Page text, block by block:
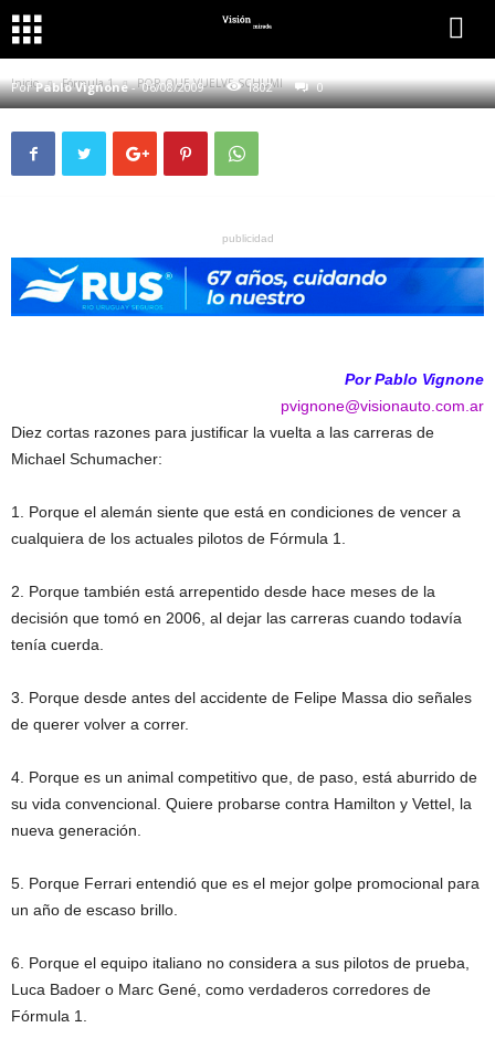
Inicio Fórmula 1 POR QUE VUELVE SCHUMI
FÓRMULA 1
POR QUE VUELVE SCHUMI
Por Pablo Vignone- 06/08/2009 1802 0
publicidad
Por Pablo Vignone
pvignone@visionauto.com.ar
Diez cortas razones para justificar la vuelta a las carreras de
Michael Schumacher:
1. Porque el alemán siente que está en condiciones de vencer a
cualquiera de los actuales pilotos de Fórmula 1.
2. Porque también está arrepentido desde hace meses de la
decisión que tomó en 2006, al dejar las carreras cuando todavía
tenía cuerda.
3. Porque desde antes del accidente de Felipe Massa dio señales
de querer volver a correr.
4. Porque es un animal competitivo que, de paso, está aburrido de
su vida convencional. Quiere probarse contra Hamilton y Vettel, la
nueva generación.
5. Porque Ferrari entendió que es el mejor golpe promocional para
un año de escaso brillo.
6. Porque el equipo italiano no considera a sus pilotos de prueba,
Luca Badoer o Marc Gené, como verdaderos corredores de
Fórmula 1.